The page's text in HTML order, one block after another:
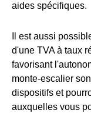
aides spécifiques.
Il est aussi
d'une TVA à taux
favorisant
monte-escalier
dispositifs et
auxquelles vous